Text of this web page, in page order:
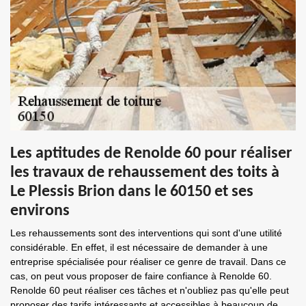
Les aptitudes de Renolde 60 pour réaliser
les travaux de rehaussement des toits à
Le Plessis Brion dans le 60150 et ses
environs
Les rehaussements sont des interventions qui sont d'une utilité
considérable. En effet, il est nécessaire de demander à une
entreprise spécialisée pour réaliser ce genre de travail. Dans ce
cas, on peut vous proposer de faire confiance à Renolde 60.
Renolde 60 peut réaliser ces tâches et n'oubliez pas qu'elle peut